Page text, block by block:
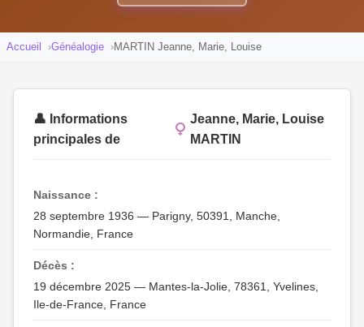
Accueil Généalogie MARTIN Jeanne, Marie, Louise
👤 Informations
principales de
Jeanne, Marie, Louise
MARTIN
Naissance :
28 septembre 1936 — Parigny, 50391, Manche,
Normandie, France
Décès :
19 décembre 2025 — Mantes-la-Jolie, 78361, Yvelines,
Ile-de-France, France